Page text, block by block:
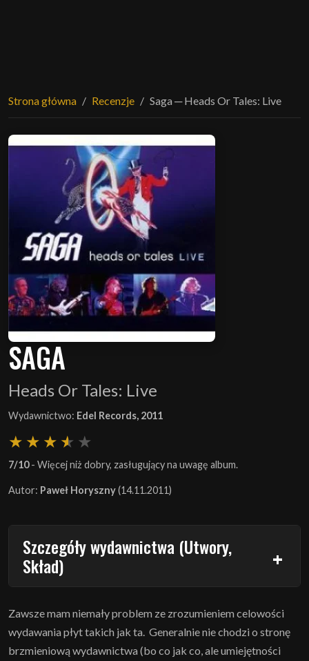
Strona główna Recenzje Saga ─ Heads Or Tales: Live
SAGA
Heads Or Tales: Live
Wydawnictwo: Edel Records, 2011
7/10- Więcej niż dobry, zasługujący na uwagę album.
Autor: Paweł Horyszny(14.11.2011)
Szczegóły wydawnictwa (Utwory,
Skład)
Zawsze mam niemały problem ze zrozumieniem celowości
wydawania płyt takich jak ta. Generalnie nie chodzi o stronę
brzmieniową wydawnictwa (bo co jak co, ale umiejętności